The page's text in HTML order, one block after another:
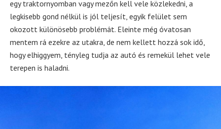
egy traktornyomban vagy mezőn kell vele közlekedni, a
legkisebb gond nélkül is jól teljesít, egyik felület sem
okozott különösebb problémát. Eleinte még óvatosan
mentem rá ezekre az utakra, de nem kellett hozzá sok idő,
hogy elhiggyem, tényleg tudja az autó és remekül lehet vele
terepen is haladni.